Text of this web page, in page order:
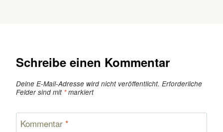
Schreibe einen Kommentar
Deine E-Mail-Adresse wird nicht veröffentlicht. Erforderliche
Felder sind mit *markiert
Kommentar *